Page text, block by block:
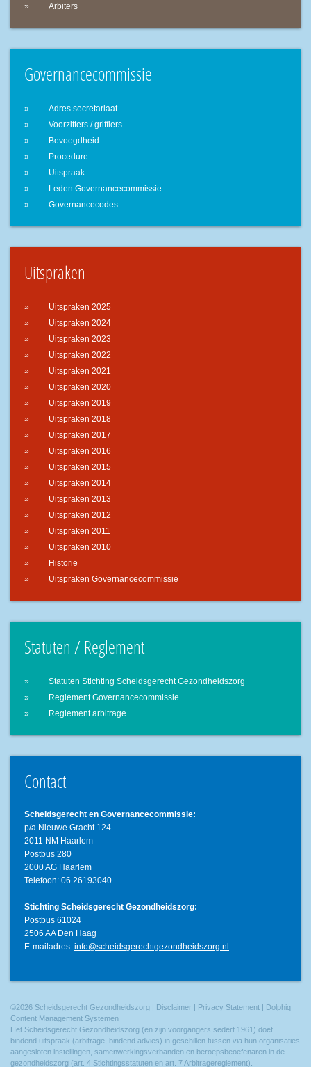
Arbiters
Governancecommissie
Adres secretariaat
Voorzitters / griffiers
Bevoegdheid
Procedure
Uitspraak
Leden Governancecommissie
Governancecodes
Uitspraken
Uitspraken 2025
Uitspraken 2024
Uitspraken 2023
Uitspraken 2022
Uitspraken 2021
Uitspraken 2020
Uitspraken 2019
Uitspraken 2018
Uitspraken 2017
Uitspraken 2016
Uitspraken 2015
Uitspraken 2014
Uitspraken 2013
Uitspraken 2012
Uitspraken 2011
Uitspraken 2010
Historie
Uitspraken Governancecommissie
Statuten / Reglement
Statuten Stichting Scheidsgerecht Gezondheidszorg
Reglement Governancecommissie
Reglement arbitrage
Contact
Scheidsgerecht en Governancecommissie:
p/a Nieuwe Gracht 124
2011 NM Haarlem
Postbus 280
2000 AG Haarlem
Telefoon: 06 26193040
Stichting Scheidsgerecht Gezondheidszorg:
Postbus 61024
2506 AA Den Haag
E-mailadres: info@scheidsgerechtgezondheidszorg.nl
©2026 Scheidsgerecht Gezondheidszorg | Disclaimer | Privacy Statement | Dolphiq
Content Management Systemen
Het Scheidsgerecht Gezondheidszorg (en zijn voorgangers sedert 1961) doet
bindend uitspraak (arbitrage, bindend advies) in geschillen tussen via hun organisaties
aangesloten instellingen, samenwerkingsverbanden en beroepsbeoefenaren in de
gezondheidszorg (art. 4 Stichtingsstatuten en art. 7 Arbitragereglement).